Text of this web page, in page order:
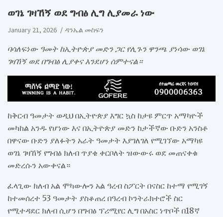
ወገኔ ገዛኸኝ ወደ ግብፅ ሊግ ሊያመራ ነው
January 21, 2026 ዳንኤል መስፍን
ባሳለፍነው ዓመት ከኢትዮጵያ መድን ጋር የሊጉን ዋንጫ ያነሳው ወገኔ
ገዛኸኝ ወደ በግብፅ ሊያቀና እንደሆነ ሰምተናል።
ከቅርብ ዓመታት ወዲህ በኢትዮጵያ እግር ኳስ ከታዩ ምርጥ አማካዮች
መካከል አንዱ የሆነው እና በኢትዮጵያ መድን ከታችኛው ቡድን አንስቶ
በዋናው ቡድን ያለፉትን አራት ዓመታት እያገለገለ የሚገኘው አማካዩ
ወገኔ ገዛኸኝ የግብፅ ክለብ ጥያቄ ቀርቦለት ዝውውሩ ወደ መጠናቀቁ
መድረሱን አውቀናል።
ፈላጊው ክለብ አል ሞካውሎን አል ዓረብ ስፖርት በናስር ከተማ የሚገኝ
ከተመሰረተ 53 ዓመታት ያስቆጠረ በዓረብ ኮንትራክተሮች ስር
የሚተዳደር ክለብ ሲሆን በግብፅ ፕሪሚየር ሊግ በአስር ነጥቦች በ18ኛ